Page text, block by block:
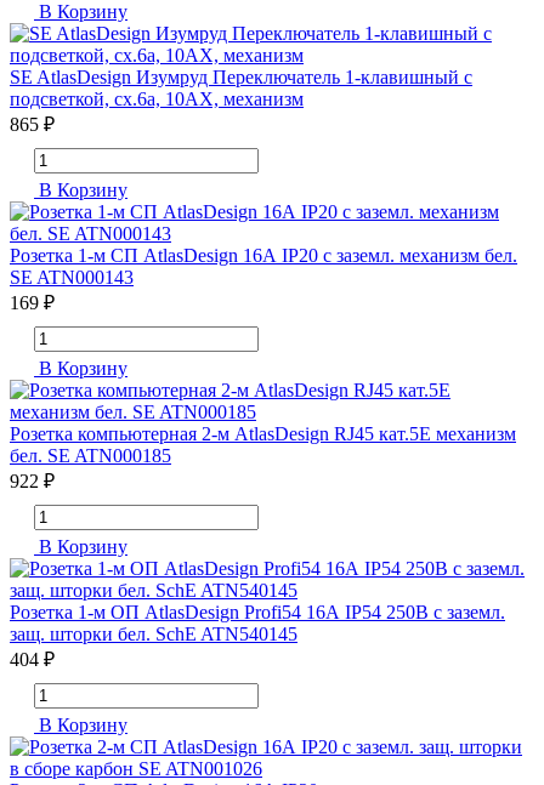
В Корзину
SE AtlasDesign Изумруд Переключатель 1-клавишный с
подсветкой, сх.6а, 10АХ, механизм
865 ₽
В Корзину
Розетка 1-м СП AtlasDesign 16А IP20 с заземл. механизм бел.
SE ATN000143
169 ₽
В Корзину
Розетка компьютерная 2-м AtlasDesign RJ45 кат.5E механизм
бел. SE ATN000185
922 ₽
В Корзину
Розетка 1-м ОП AtlasDesign Profi54 16А IP54 250В с заземл.
защ. шторки бел. SchE ATN540145
404 ₽
В Корзину